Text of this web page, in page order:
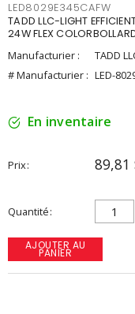
LED8029E345CAFW
TADD LLC-LIGHT
24W FLEX
Manufacturier :
TADD
# Manufacturier : LED-
En inventaire
Prix 89,81
Quantité
AJOUTER AU
PANIER